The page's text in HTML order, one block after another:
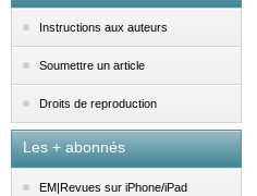
Instructions aux auteurs
Soumettre un article
Droits de reproduction
Les + abonnés
EM|Revues sur iPhone/iPad